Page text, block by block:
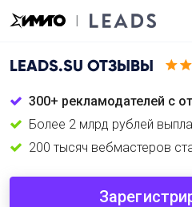
LEADS.SU ОТЗЫВЫ
300+ рекламодателей с
Более 2 млрд рублей
200 тысяч вебмастеров